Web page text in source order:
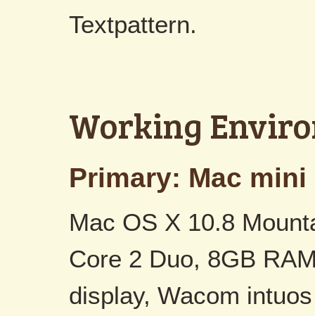
Textpattern.
Working
Primary: Mac mini
Mac OS X 10.8
Core 2 Duo, 8GB
display, Wacom